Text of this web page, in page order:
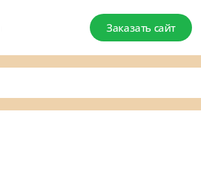
Заказать сайт